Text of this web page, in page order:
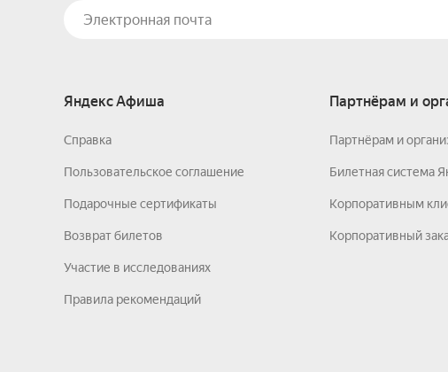
Яндекс Афиша
Справка
Пользовательское соглашение
Подарочные сертификаты
Возврат билетов
Участие в исследованиях
Правила рекомендаций
Партнёрам и
Партнёрам и
Билетная система
Корпоративным
Корпоративный